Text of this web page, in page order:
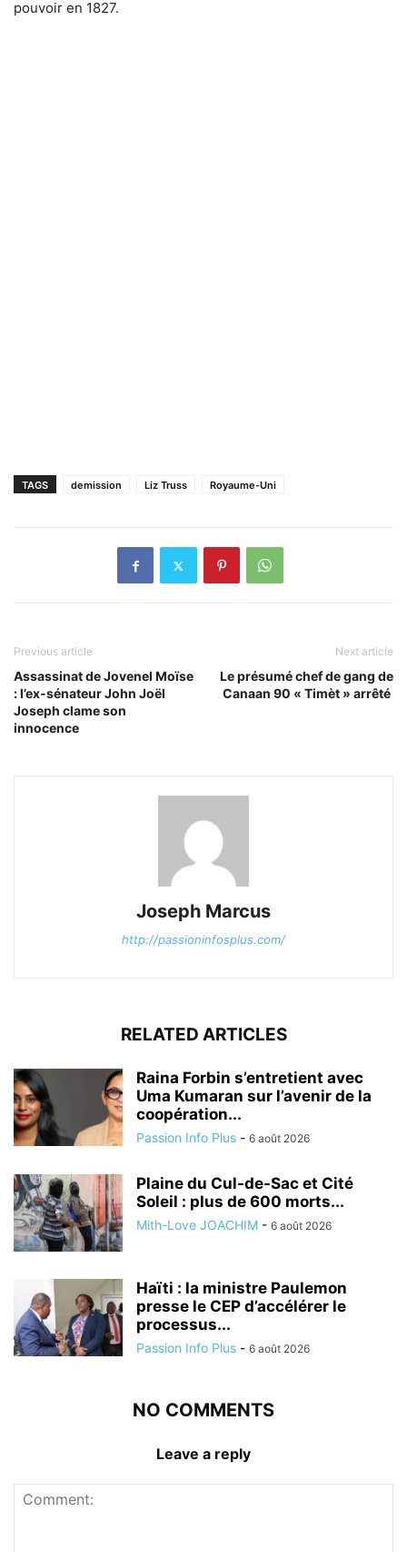
pouvoir en 1827.
TAGS demission Liz Truss Royaume-Uni
Previous article
Assassinat de Jovenel Moïse
: l’ex-sénateur John Joël
Joseph clame son
innocence
Next article
Le présumé chef de gang de
Canaan 90 « Timèt » arrêté
Joseph Marcus
http://passioninfosplus.com/
RELATED ARTICLES
Raina Forbin s’entretient avec
Uma Kumaran sur l’avenir de la
coopération...
Passion Info Plus - 6 août 2026
Plaine du Cul-de-Sac et Cité
Soleil : plus de 600 morts...
Mith-Love JOACHIM - 6 août 2026
Haïti : la ministre Paulemon
presse le CEP d’accélérer le
processus...
Passion Info Plus - 6 août 2026
NO COMMENTS
Leave a reply